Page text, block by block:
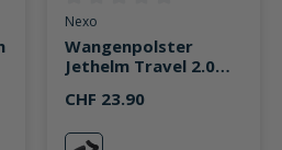
von 0 von 5 Sternen
Durchschnittliche Bewertung
Nexo
Wangenpolster
Jethelm Travel 2.0
CHF 23.90